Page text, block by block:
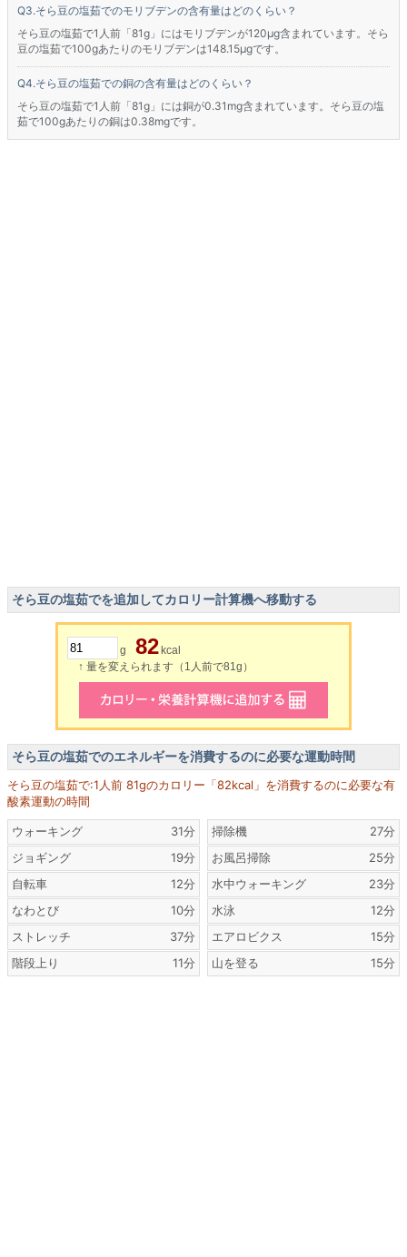
そら豆の塩茹でのモリブデンの含有量はどのくらい？
そら豆の塩茹で1人前「81g」にはモリブデンが120μg含まれています。そら
豆の塩茹で100gあたりのモリブデンは148.15μgです。
そら豆の塩茹での銅の含有量はどのくらい？
そら豆の塩茹で1人前「81g」には銅が0.31mg含まれています。そら豆の塩
茹で100gあたりの銅は0.38mgです。
そら豆の塩茹でを追加してカロリー計算機へ移動する
g 82 kcal
↑ 量を変えられます（1人前で81g）
そら豆の塩茹でのエネルギーを消費するのに必要な運動時間
そら豆の塩茹で:1人前 81gのカロリー「82kcal」を消費するのに必要な有
酸素運動の時間
ウォーキング
31分
ジョギング
19分
自転車
12分
なわとび
10分
ストレッチ
37分
階段上り
11分
掃除機
27分
お風呂掃除
25分
水中ウォーキング
23分
水泳
12分
エアロビクス
15分
山を登る
15分